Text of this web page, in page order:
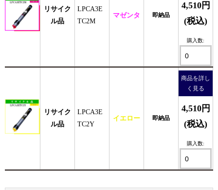
リサイク
ル品
LPCA3E
TC2M
マゼンタ 即納品
4,510円
(税込)
購入数:
リサイク
ル品
LPCA3E
TC2Y
イエロー 即納品
商品を詳し
く見る
4,510円
(税込)
購入数: